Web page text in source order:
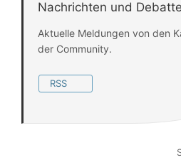
Nachrichten und Debatte
Aktuelle Meldungen von den
der Community.
RSS